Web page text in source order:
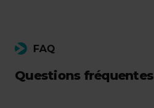
FAQ
Questions fréquentes